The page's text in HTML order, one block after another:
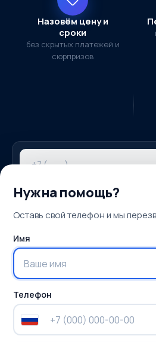
Назовём цену и
сроки
без скрытых платежей и
сюрпризов
ПОЛУЧИТЬ
Нужна помощь?
Оставь свой телефон и мы
Имя
Телефон